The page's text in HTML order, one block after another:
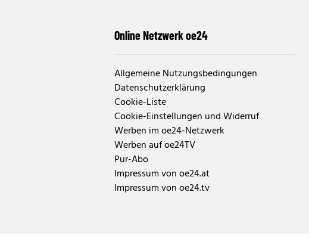
Online Netzwerk oe24
Allgemeine Nutzungsbedingungen
Datenschutzerklärung
Cookie-Liste
Cookie-Einstellungen und Widerruf
Werben im oe24-Netzwerk
Werben auf oe24TV
Pur-Abo
Impressum von oe24.at
Impressum von oe24.tv